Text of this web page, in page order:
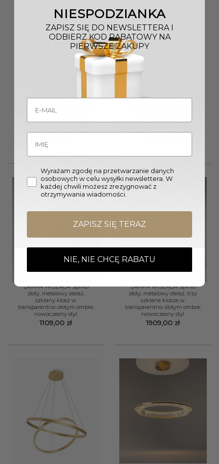
źródłami światła, metalowa,
abażury, nowoczesny styl
1565,00
abażury, nowoczesny styl
LAMPA WISZĄCA Spirito
złoty, metalowy stelaż,
szklany klosz w
transparentno-złotym ombre,
nowoczesny styl
1109,00 zł
LAMPA WISZĄCA Spirito
złoty, metalowy stelaż, trzy
szklane klosze w
transparentno-złotym ombre,
nowoczesny styl
1909,00 zł
NIESPODZIANKA
ZAPISZ SIĘ DO NEWSLETTERA I
ODBIERZ KOD RABATOWY NA
PIERWSZE ZAKUPY
Wyrażam zgodę na przetwarzanie danych
osobowych w celu wysyłki newslettera. W
każdej chwili możesz zrezygnować z
otrzymywania wiadomości.
ZAPISZ SIĘ TERAZ
NIE, NIE CHCĘ RABATU